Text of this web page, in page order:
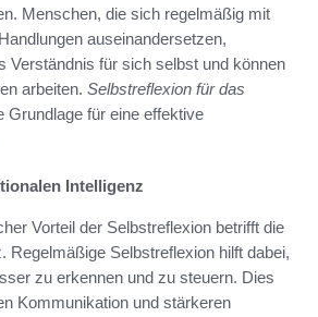
Menschen, die sich regelmäßig mit
auseinandersetzen,
Verständnis für sich selbst und können
arbeiten. Selbstreflexion für das
Grundlage für eine effektive
Intelligenz
Vorteil der Selbstreflexion betrifft die
Regelmäßige Selbstreflexion hilft dabei,
zu erkennen und zu steuern. Dies
Kommunikation und stärkeren